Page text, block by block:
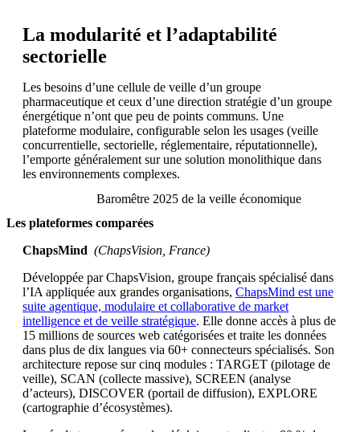
La modularité et l’adaptabilité
sectorielle
Les besoins d’une cellule de veille d’un groupe
pharmaceutique et ceux d’une direction stratégie d’un groupe
énergétique n’ont que peu de points communs. Une
plateforme modulaire, configurable selon les usages (veille
concurrentielle, sectorielle, réglementaire, réputationnelle),
l’emporte généralement sur une solution monolithique dans
les environnements complexes.
Baromêtre 2025 de la veille économique
Les plateformes comparées
ChapsMind (ChapsVision, France)
Développée par ChapsVision, groupe français spécialisé dans
l’IA appliquée aux grandes organisations, ChapsMind est une
suite agentique, modulaire et collaborative de market
intelligence et de veille stratégique. Elle donne accès à plus de
15 millions de sources web catégorisées et traite les données
dans plus de dix langues via 60+ connecteurs spécialisés. Son
architecture repose sur cinq modules : TARGET (pilotage de
veille), SCAN (collecte massive), SCREEN (analyse
d’acteurs), DISCOVER (portail de diffusion), EXPLORE
(cartographie d’écosystèmes).